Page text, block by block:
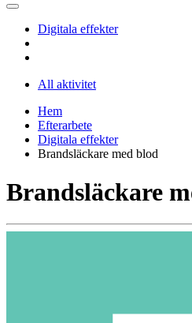
Digitala effekter
All aktivitet
Hem
Efterarbete
Digitala effekter
Brandsläckare med blod
Brandsläckare